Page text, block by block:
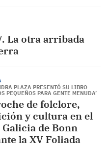
La otra arribada
PLAZA PRESENTÓ SU LIBRO
PEQUEÑOS PARA GENTE MENUDA’
de folclore,
y cultura en el
Galicia de Bonn
la XV Foliada